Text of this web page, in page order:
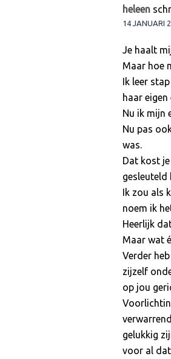
heleen
14 JANUARI
Je haalt
Maar hoe
Ik leer
haar
Nu ik mijn
Nu pas
was.
Dat kost
gesleuteld
Ik zou als
noem ik
Heerlijk
Maar wat
Verder
zijzelf
op jou
gelukkig
voor al